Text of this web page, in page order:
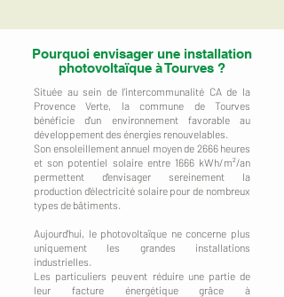
Pourquoi envisager une installation
photovoltaïque à Tourves ?
Située au sein de l'intercommunalité CA de la
Provence Verte, la commune de Tourves
bénéficie d'un environnement favorable au
développement des énergies renouvelables.
Son ensoleillement annuel moyen de 2666 heures
et son potentiel solaire entre 1666 kWh/m²/an
permettent d'envisager sereinement la
production d'électricité solaire pour de nombreux
types de bâtiments.
Aujourd'hui, le photovoltaïque ne concerne plus
uniquement les grandes installations
industrielles.
Les particuliers peuvent réduire une partie de
leur facture énergétique grâce à